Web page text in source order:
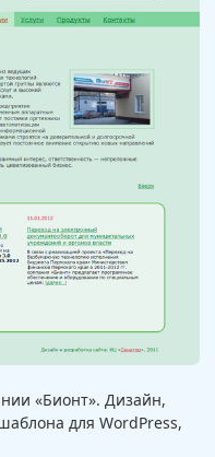
«Бионт». Дизайн,
для WordPress,